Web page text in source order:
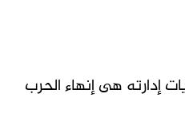
إدارته هى إنهاء الحرب